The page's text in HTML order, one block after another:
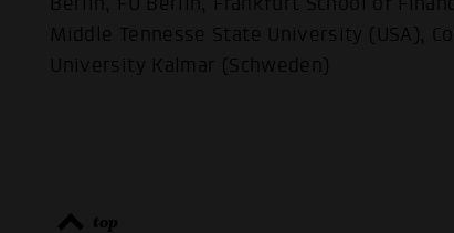
Middle Tennesse State University (USA),
University Kalmar (Schweden)
top